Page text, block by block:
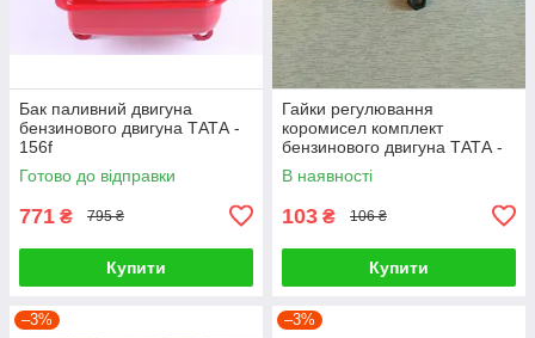
Бак паливний двигуна
бензинового двигуна ТАТА -
156f
Готово до відправки
771 ₴ 795 ₴
Купити
Гайки регулювання
коромисел комплект
бензинового двигуна ТАТА -
156f
В наявності
103 ₴ 106 ₴
Купити
–3% –3%